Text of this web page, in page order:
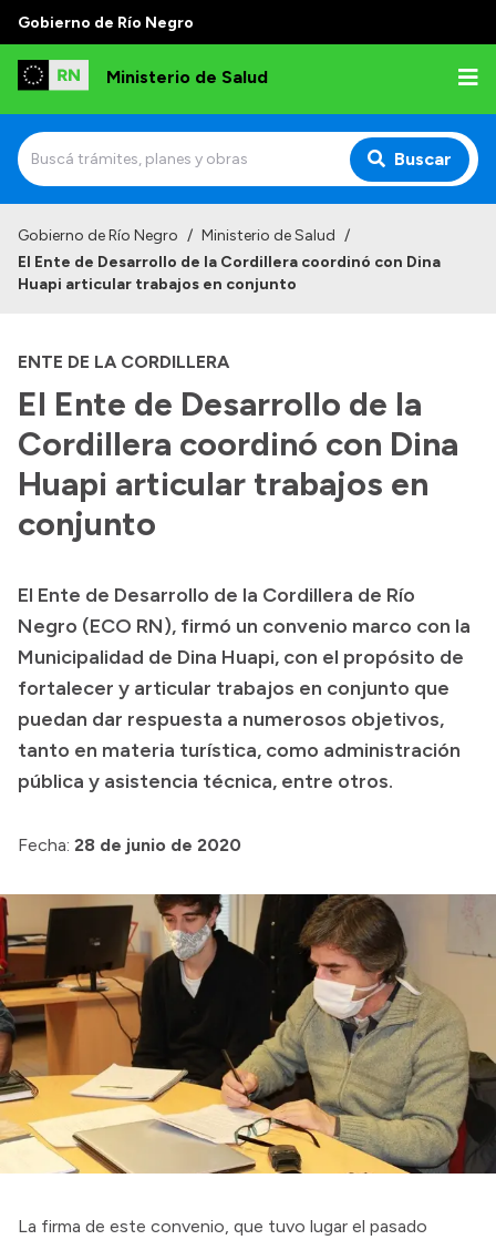
Gobierno de Río Negro
Ministerio de Salud
Buscar
Institucional
Autoridades
Consejos locales
Transparencia
Presupuesto
Compras y licitaciones
Consulta de expedientes
Consulta de pago a proveedores
Convocatorias
Intranet
Login
Gobierno de Río Negro / Ministerio de Salud /
El Ente de Desarrollo de la Cordillera coordinó con Dina
Huapi articular trabajos en conjunto
ENTE DE LA CORDILLERA
El Ente de Desarrollo de la
Cordillera coordinó con Dina
Huapi articular trabajos en
conjunto
El Ente de Desarrollo de la Cordillera de Río
Negro (ECO RN), firmó un convenio marco con la
Municipalidad de Dina Huapi, con el propósito de
fortalecer y articular trabajos en conjunto que
puedan dar respuesta a numerosos objetivos,
tanto en materia turística, como administración
pública y asistencia técnica, entre otros.
Fecha: 28 de junio de 2020
La firma de este convenio, que tuvo lugar el pasado